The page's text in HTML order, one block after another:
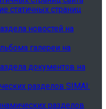
статичных страниц
новостей на
галереи на
документов на
разделов SIMAI:
разделов